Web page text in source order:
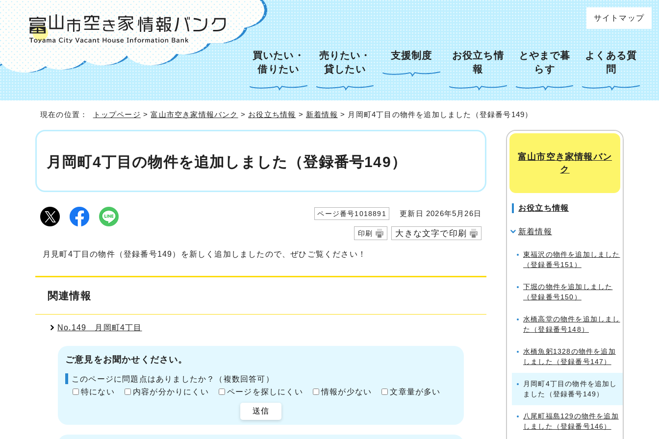
サイトマップ
買いたい・
借りたい
売りたい・
貸したい
支援制度
お役立ち情
報
とやまで暮
らす
よくある質
問
現在の位置： トップページ >富山市空き家情報バンク > お役立ち情報 > 新着情報 > 月岡町4丁目の物件を追加しました（登録番号149）
月岡町4丁目の物件を追加しました（登録番号149）
ページ番号1018891 更新日 2026年5月26日
印刷 大きな文字で印刷
月見町4丁目の物件（登録番号149）を新しく追加しましたので、ぜひご覧ください！
関連情報
No.149 月岡町4丁目
ご意見をお聞かせください。
このページに問題点はありましたか？（複数回答可）
特にない
内容が分かりにくい ページを探しにくい 情報が少ない 文章量が多い
送信
富山市空き家情報バン
ク
お役立ち情報
新着情報
東福沢の物件を追加しました
（登録番号151）
下堀の物件を追加しました
（登録番号150）
水橋高堂の物件を追加しまし
た（登録番号148）
水橋魚躬1328の物件を追加
しました（登録番号147）
月岡町4丁目の物件を追加し
ました（登録番号149）
八尾町福島129の物件を追加
しました（登録番号146）